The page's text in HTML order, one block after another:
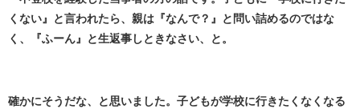
くない』と言われたら、親は『なんで？』と問い詰めるのではな
く、『ふーん』と生返事しときなさい、と。
確かにそうだな、と思いました。子どもが学校に行きたくなくなる